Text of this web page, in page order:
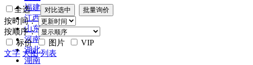
福建
江西
山东
河南
湖北
湖南
全选
按时间：
按顺序：
标价
图片
VIP
文字 大图 列表